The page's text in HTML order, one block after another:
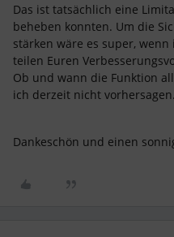
Das ist tatsächlich eine
beheben konnten. Um die
stärken wäre es super,
teilen Euren
Ob und wann die Funktion
ich derzeit nicht vorhersagen.
Dankeschön und einen